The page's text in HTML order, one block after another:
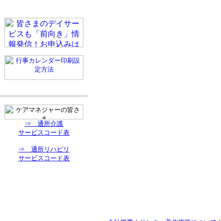
⇒ 通所介護
サービスコード表
⇒ 通所リハビリ
サービスコード表